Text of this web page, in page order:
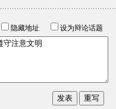
隐藏地址 设为辩论话题